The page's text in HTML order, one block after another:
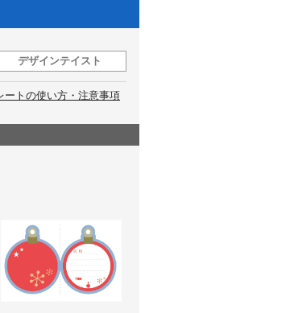
デザインテイスト
ートの使い方・注意事項